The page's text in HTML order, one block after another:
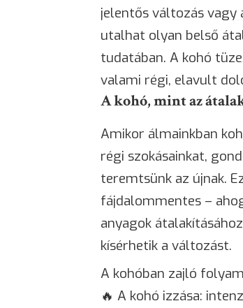
jelentős változás vagy
utalhat olyan belső
tudatában. A kohó
valami régi, elavult
A kohó, mint az
Amikor álmainkban
régi szokásainkat,
teremtsünk az újnak.
fájdalommentes –
anyagok
kísérhetik a változást.
A kohóban zajló
🔥 A kohó izzása: